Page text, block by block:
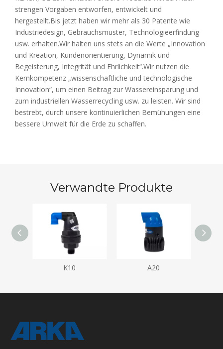
strengen Vorgaben entworfen, entwickelt und
hergestellt.Bis jetzt haben wir mehr als 30 Patente wie
Industriedesign, Gebrauchsmuster, Technologieerfindung
usw. erhalten.Wir halten uns stets an die Werte „Innovation
und Kreation, Kundenorientierung, Dynamik und
Begeisterung, Integrität und Ehrlichkeit“.Wir nutzen die
Kernkompetenz „wissenschaftliche und technologische
Innovation“, um einen Beitrag zur Wassereinsparung und
zum industriellen Wasserrecycling usw. zu leisten. Wir sind
bestrebt, durch unsere kontinuierlichen Bemühungen eine
bessere Umwelt für die Erde zu schaffen.
Verwandte Produkte
K10 A20